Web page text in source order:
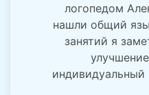
логопедом
нашли общий
занятий я
индивидуальный